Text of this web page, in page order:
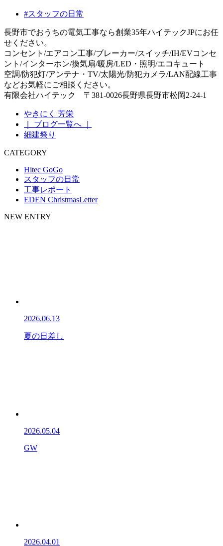
#スタッフの日常
長野市でおうちの電気工事なら創業35年ハイテックJPにお任
せください。
コンセント/エアコン工事/ブレーカー/スイッチ/IH/EVコンセ
ント/インターホン/換気扇/暖房/LED・照明/エコキュート
空調/防犯灯/アンテナ・TV/太陽光/防犯カメラ/LAN配線工事
などお気軽にご相談ください。
有限会社ハイテック 〒381-0026長野県長野市松岡2-24-1
やきにく 芳栄
｜ ブログ一覧へ ｜
細建祭り
CATEGORY
Hitec GoGo
スタッフの日常
工事レポート
EDEN ChristmasLetter
NEW ENTRY
2026.06.13
夏の日差し
2026.05.04
GW
2026.04.01